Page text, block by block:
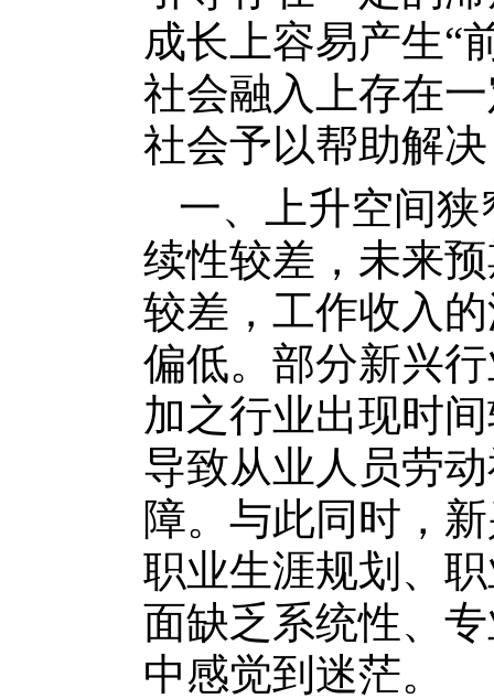
成长上容易产生“
社会融入上存在
社会予以帮助解
一、上升空间
续性较差，未来
较差，工作收入
偏低。部分新兴
加之行业出现时
导致从业人员劳
障。与此同时，
职业生涯规划、
面缺乏系统性、
中感觉到迷茫。